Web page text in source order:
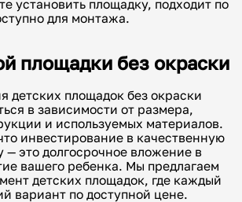
установить площадку, подходит по
для монтажа.
площадки без окраски
детских площадок без окраски
в зависимости от размера,
и используемых материалов.
инвестирование в качественную
— это долгосрочное вложение в
вашего ребенка. Мы предлагаем
детских площадок, где каждый
вариант по доступной цене.